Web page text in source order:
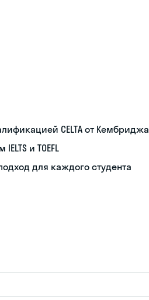
CELTA от Кембриджа
и TOEFL
для каждого студента